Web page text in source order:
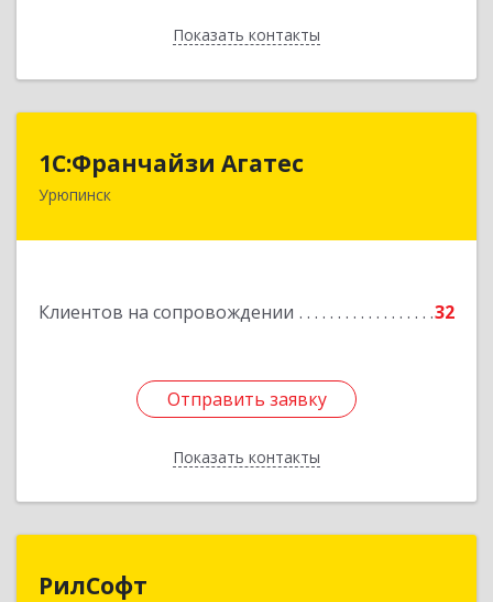
Показать контакты
Назад
1С:Франчайзи Агатес
Урюпинск
Клиентов на сопровождении 32
Отправить заявку
Показать контакты
403113, Волгоградская обл, Урюпинск г, Ленина
Отправить заявку
Назад
РилСофт